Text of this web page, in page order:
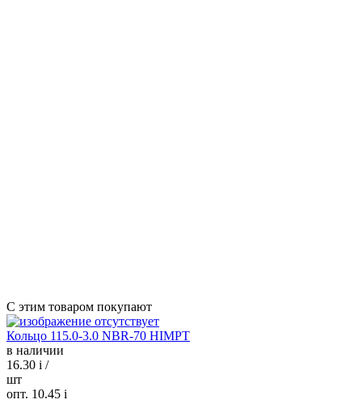
С этим товаром покупают
Кольцо 115.0-3.0 NBR-70 HIMPT
в наличии
16.30 i /
шт
опт. 10.45 i